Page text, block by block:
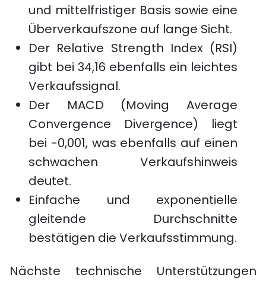
und mittelfristiger Basis sowie eine
Überverkaufszone auf lange Sicht.
Der Relative Strength Index (RSI)
gibt bei 34,16 ebenfalls ein leichtes
Verkaufssignal.
Der MACD (Moving Average
Convergence Divergence) liegt
bei -0,001, was ebenfalls auf einen
schwachen Verkaufshinweis
deutet.
Einfache und exponentielle
gleitende Durchschnitte
bestätigen die Verkaufsstimmung.
Nächste technische Unterstützungen